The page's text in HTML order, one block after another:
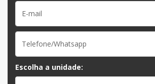
Escolha a unidade: